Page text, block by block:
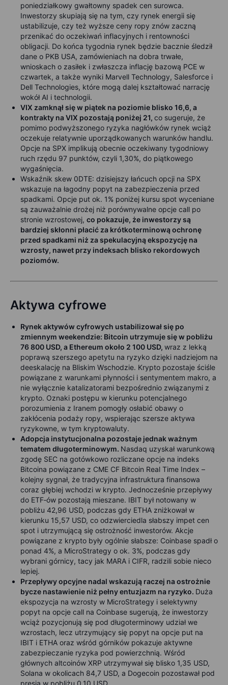
poniedziałkowy gwałtowny spadek cen surowca.
Inwestorzy skupiają się na tym, czy rynek energii się
ustabilizuje, czy też wyższe ceny ropy znów zaczną
przenikać do oczekiwań inflacyjnych i rentowności
obligacji. Do końca tygodnia rynek będzie bacznie śledził
dane o PKB USA, zamówieniach na dobra trwałe,
wnioskach o zasiłek i zwłaszcza inflację bazową PCE w
czwartek, a także wyniki Marvell Technology, Salesforce i
Dell Technologies, które mogą dalej kształtować narrację
wokół AI i technologii.
VIX zamknął się w piątek na poziomie blisko 16,6, a
kontrakty na VIX pozostają poniżej 21, co sugeruje, że
pomimo podwyższonego ryzyka nagłówków rynek wciąż
oczekuje relatywnie uporządkowanych warunków handlu.
Opcje na SPX implikują obecnie oczekiwany tygodniowy
ruch rzędu 97 punktów, czyli 1,30%, do piątkowego
wygaśnięcia.
Wskaźnik skew 0DTE: dzisiejszy łańcuch opcji na SPX
wskazuje na łagodny popyt na zabezpieczenia przed
spadkami. Opcje put ok. 1% poniżej kursu spot wyceniane
są zauważalnie drożej niż porównywalne opcje call po
stronie wzrostowej, co pokazuje, że inwestorzy są
bardziej skłonni płacić za krótkoterminową ochronę
przed spadkami niż za spekulacyjną ekspozycję na
wzrosty, nawet przy indeksach blisko rekordowych
poziomów.
Aktywa cyfrowe
Rynek aktywów cyfrowych ustabilizował się po
zmiennym weekendzie: Bitcoin utrzymuje się w pobliżu
76 800 USD, a Ethereum około 2 100 USD, wraz z lekką
poprawą szerszego apetytu na ryzyko dzięki nadziejom na
deeskalację na Bliskim Wschodzie. Krypto pozostaje ściśle
powiązane z warunkami płynności i sentymentem makro, a
nie wyłącznie katalizatorami bezpośrednio związanymi z
krypto. Oznaki postępu w kierunku potencjalnego
porozumienia z Iranem pomogły osłabić obawy o
zakłócenia podaży ropy, wspierając szersze aktywa
ryzykowne, w tym kryptowaluty.
Adopcja instytucjonalna pozostaje jednak ważnym
tematem długoterminowym. Nasdaq uzyskał warunkową
zgodę SEC na gotówkowo rozliczane opcje na indeks
Bitcoina powiązane z CME CF Bitcoin Real Time Index –
kolejny sygnał, że tradycyjna infrastruktura finansowa
coraz głębiej wchodzi w krypto. Jednocześnie przepływy
do ETF‑ów pozostają mieszane. IBIT był notowany w
pobliżu 42,96 USD, podczas gdy ETHA zniżkował w
kierunku 15,57 USD, co odzwierciedla słabszy impet cen
spot i utrzymującą się ostrożność inwestorów. Akcje
powiązane z krypto były ogólnie słabsze: Coinbase spadł o
ponad 4%, a MicroStrategy o ok. 3%, podczas gdy
wybrani górnicy, tacy jak MARA i CIFR, radzili sobie nieco
lepiej.
Przepływy opcyjne nadal wskazują raczej na ostrożnie
bycze nastawienie niż pełny entuzjazm na ryzyko. Duża
ekspozycja na wzrosty w MicroStrategy i selektywny
popyt na opcje call na Coinbase sugerują, że inwestorzy
wciąż pozycjonują się pod długoterminowy udział we
wzrostach, lecz utrzymujący się popyt na opcje put na
IBIT i ETHA oraz wśród górników pokazuje aktywne
zabezpieczanie ryzyka pod powierzchnią. Wśród
głównych altcoinów XRP utrzymywał się blisko 1,35 USD,
Solana w okolicach 84,7 USD, a Dogecoin pozostawał pod
presją w pobliżu 0,10 USD.